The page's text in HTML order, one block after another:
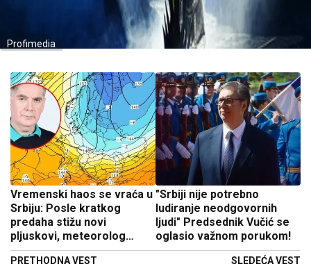
Profimedia
Vremenski haos se vraća u
Srbiju: Posle kratkog
predaha stižu novi
pljuskovi, meteorolog
upozorava i na moguće
nepogode!
PRETHODNA VEST
"Srbiji nije potrebno
ludiranje neodgovornih
ljudi" Predsednik Vučić se
oglasio važnom porukom!
SLEDEĆA VEST